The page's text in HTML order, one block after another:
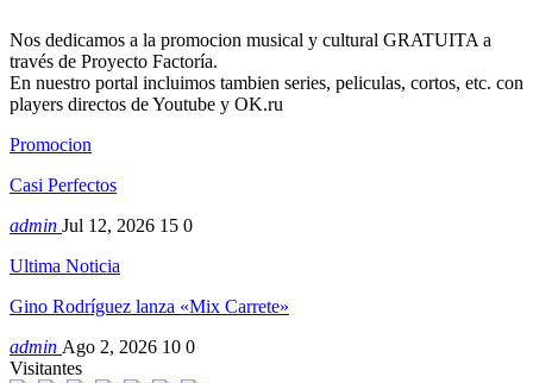
Nos dedicamos a la promocion musical y cultural GRATUITA a
través de Proyecto Factoría.
En nuestro portal incluimos tambien series, peliculas, cortos, etc. con
players directos de Youtube y OK.ru
Promocion
Casi Perfectos
admin Jul 12, 2026 15 0
Ultima Noticia
Gino Rodríguez lanza «Mix Carrete»
admin Ago 2, 2026 10 0
Visitantes